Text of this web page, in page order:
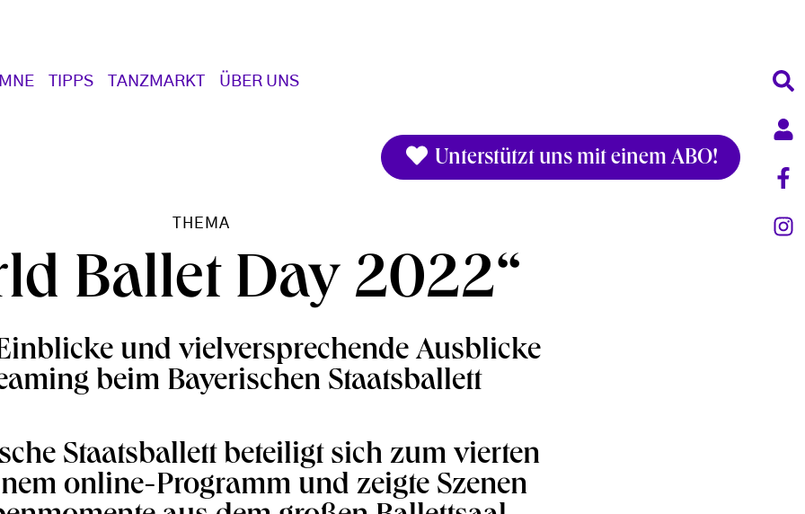
TIPPS TANZMARKT ÜBER UNS
Unterstützt uns mit einem ABO!
THEMA
Ballet Day 2022“
und vielversprechende Ausblicke
beim Bayerischen Staatsballett
Staatsballett beteiligt sich zum vierten
online-Programm und zeigte Szenen